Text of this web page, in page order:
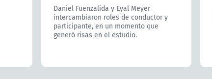
Daniel Fuenzalida y Eyal Meyer
intercambiaron roles de conductor y
participante, en un momento que
generó risas en el estudio.